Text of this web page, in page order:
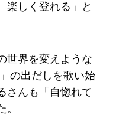
楽しく登れる」と
世界を変えような
の出だしを歌い始
さんも「自惚れて